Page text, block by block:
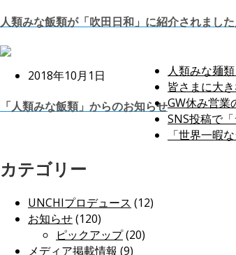
人類みな飯類が「吹田日和」に紹介されました
2018年10月1日
「人類みな飯類」からのお知らせ
人類みな麺
皆さまに大
GW休み営業
SNS投稿で
「世界一暇
カテゴリー
UNCHIプロデュース (12)
お知らせ(120)
ピックアップ(20)
メディア掲載情報 (9)